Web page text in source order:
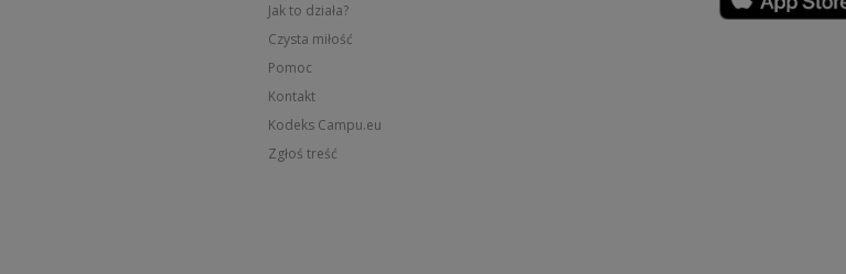
Jak to działa?
Czysta miłość
Pomoc
Kontakt
Kodeks Campu.eu
Zgłoś treść